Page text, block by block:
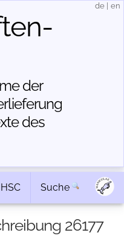
der
des
de en
HSC Suche
26177